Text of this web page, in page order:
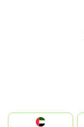
الإمارات العربية المتحدة